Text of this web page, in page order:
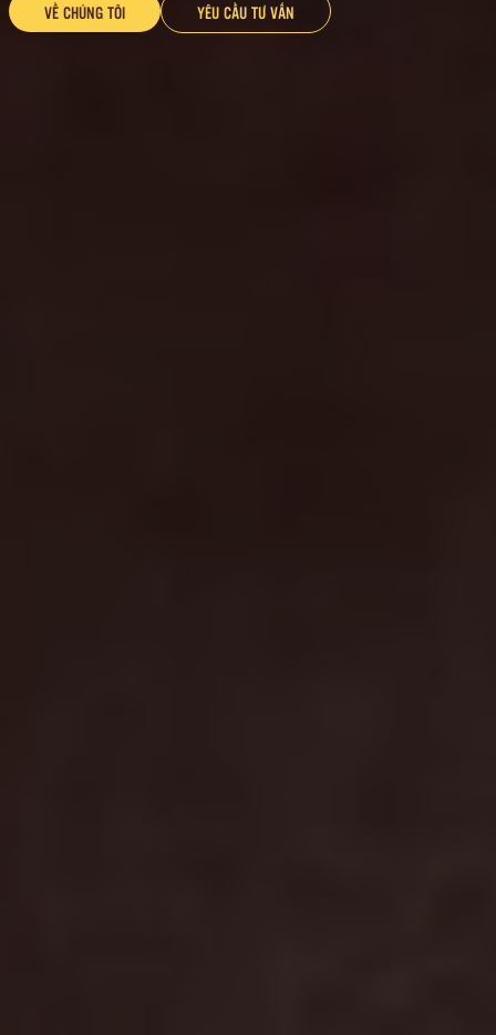
VỀ CHÚNG TÔI YÊU CẦU TƯ VẤN